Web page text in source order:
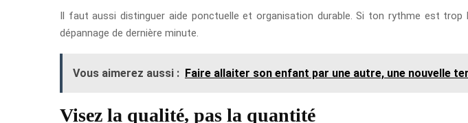
Il faut aussi distinguer aide ponctuelle et organisation durable. Si ton rythme est trop
dépannage de dernière minute.
Vous aimerez aussi : Faire allaiter son enfant par une autre, une nouvelle
Visez la qualité, pas la quantité